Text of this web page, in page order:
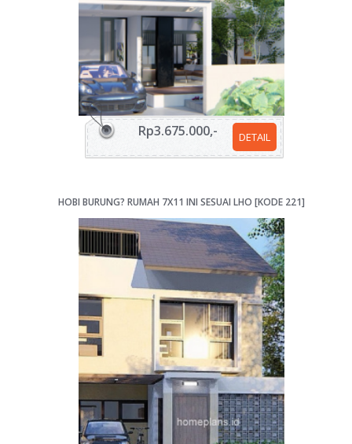
DETAIL
Rp3.675.000,-
HOBI BURUNG? RUMAH 7X11 INI SESUAI LHO [KODE 221]